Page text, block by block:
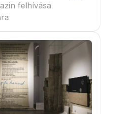
felhívása